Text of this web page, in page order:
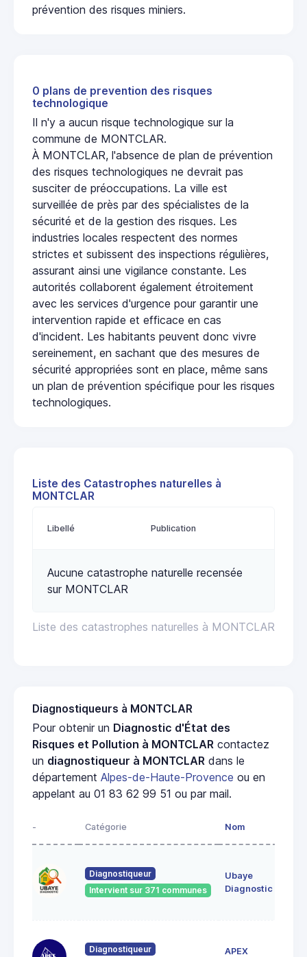
prévention des risques miniers.
0 plans de prevention des risques
technologique
Il n'y a aucun risque technologique sur la
commune de MONTCLAR.
À MONTCLAR, l'absence de plan de prévention
des risques technologiques ne devrait pas
susciter de préoccupations. La ville est
surveillée de près par des spécialistes de la
sécurité et de la gestion des risques. Les
industries locales respectent des normes
strictes et subissent des inspections régulières,
assurant ainsi une vigilance constante. Les
autorités collaborent également étroitement
avec les services d'urgence pour garantir une
intervention rapide et efficace en cas
d'incident. Les habitants peuvent donc vivre
sereinement, en sachant que des mesures de
sécurité appropriées sont en place, même sans
un plan de prévention spécifique pour les risques
technologiques.
Liste des Catastrophes naturelles à
MONTCLAR
Liste des catastrophes naturelles à MONTCLAR
Libellé Publication
Aucune catastrophe naturelle recensée
sur MONTCLAR
Diagnostiqueurs à MONTCLAR
Pour obtenir un Diagnostic d'État des
Risques et Pollution à MONTCLAR contactez
un diagnostiqueur à MONTCLAR dans le
département Alpes-de-Haute-Provence ou en
appelant au 01 83 62 99 51 ou par mail.
- Catégorie Nom
Diagnostiqueur
Intervient sur 371 communes
Ubaye
Diagnostic
Diagnostiqueur
APEX